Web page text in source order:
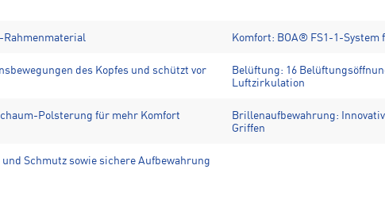
Rahmenmaterial Komfort: BOA® FS1-1-
des Kopfes und schützt vor
Belüftung: 16
Luftzirkulation
Polsterung für mehr Komfort
Brillenaufbewahrung:
Griffen
Schmutz sowie sichere Aufbewahrung